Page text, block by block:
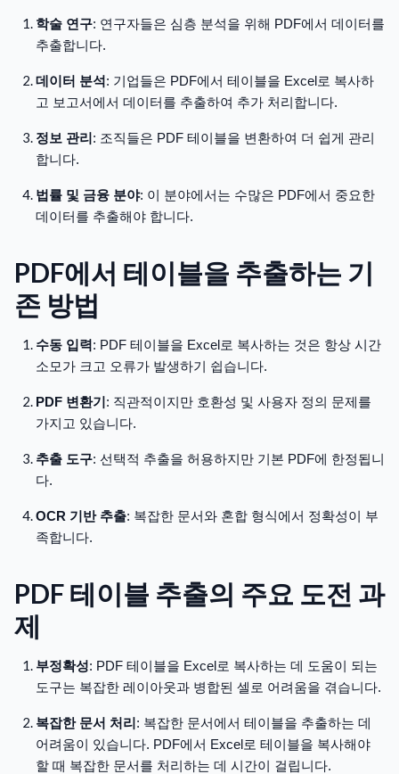
학술 연구: 연구자들은 심층 분석을 위해 PDF에서 데이터를
추출합니다.
데이터 분석: 기업들은 PDF에서 테이블을 Excel로 복사하
고 보고서에서 데이터를 추출하여 추가 처리합니다.
정보 관리: 조직들은 PDF 테이블을 변환하여 더 쉽게 관리
합니다.
법률 및 금융 분야: 이 분야에서는 수많은 PDF에서 중요한
데이터를 추출해야 합니다.
PDF에서 테이블을 추출하는 기
존 방법
수동 입력: PDF 테이블을 Excel로 복사하는 것은 항상 시간
소모가 크고 오류가 발생하기 쉽습니다.
PDF 변환기: 직관적이지만 호환성 및 사용자 정의 문제를
가지고 있습니다.
추출 도구: 선택적 추출을 허용하지만 기본 PDF에 한정됩니
다.
OCR 기반 추출: 복잡한 문서와 혼합 형식에서 정확성이 부
족합니다.
PDF 테이블 추출의 주요 도전 과
제
부정확성: PDF 테이블을 Excel로 복사하는 데 도움이 되는
도구는 복잡한 레이아웃과 병합된 셀로 어려움을 겪습니다.
복잡한 문서 처리: 복잡한 문서에서 테이블을 추출하는 데
어려움이 있습니다. PDF에서 Excel로 테이블을 복사해야
할 때 복잡한 문서를 처리하는 데 시간이 걸립니다.